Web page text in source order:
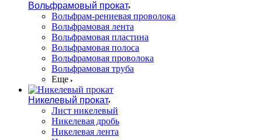
Вольфрамовый прокат
Вольфрам-рениевая проволока
Вольфрамовая лента
Вольфрамовая пластина
Вольфрамовая полоса
Вольфрамовая проволока
Вольфрамовая труба
Еще
Никелевый прокат
Лист никелевый
Никелевая дробь
Никелевая лента